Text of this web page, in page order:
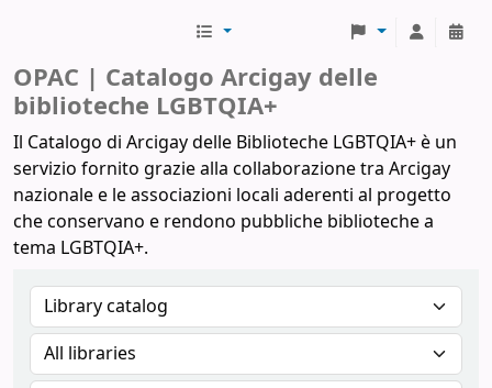
OPAC | Catalogo Arcigay delle
biblioteche LGBTQIA+
Il Catalogo di Arcigay delle Biblioteche LGBTQIA+ è un
servizio fornito grazie alla collaborazione tra Arcigay
nazionale e le associazioni locali aderenti al progetto
che conservano e rendono pubbliche biblioteche a
tema LGBTQIA+.